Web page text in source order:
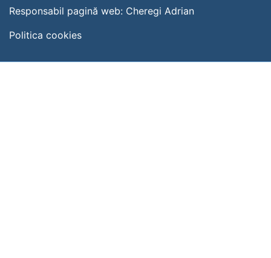
Responsabil pagină web: Cheregi Adrian
Politica cookies